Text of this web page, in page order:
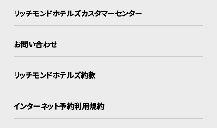
リッチモンドホテルズカスタマーセンター
お問い合わせ
リッチモンドホテルズ約款
インターネット予約利用規約